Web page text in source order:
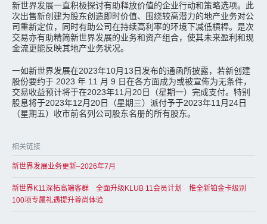
新世界发展一直积极探讨有助释放价值的企业行动和策略选项。此
次出售新创建为股东创造即时价值、围绕较高潜力的地产业务对公
司重新定位，同时有助公司在持续高利率的环境下减低槓桿。是次
交易亦有助精简新世界发展的业务和资产组合，使其未来盈利和现
金流更能反映其地产业务状况。
一如新世界发展在2023年10月13日发布的通函所披露，若新创建
股份要约于 2023 年 11 月 9 日在各方面成为或被宣佈为无条件，
交易收益预计将于在2023年11月20日（星期一）完成支付。特别
股息将于2023年12月20日（星期三）派付予于2023年11月24日
（星期五）收市前名列公司股东名册的所有股东。
相关链接
新世界发展业务更新–2026年7月
新世界K11深拓高端客群 全面升级KLUB 11会员计划 推全新铂金卡级别
100项专属礼遇提升尊尚体验